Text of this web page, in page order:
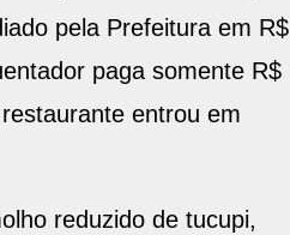
pela Prefeitura em R$
paga somente R$
entrou em
reduzido de tucupi,